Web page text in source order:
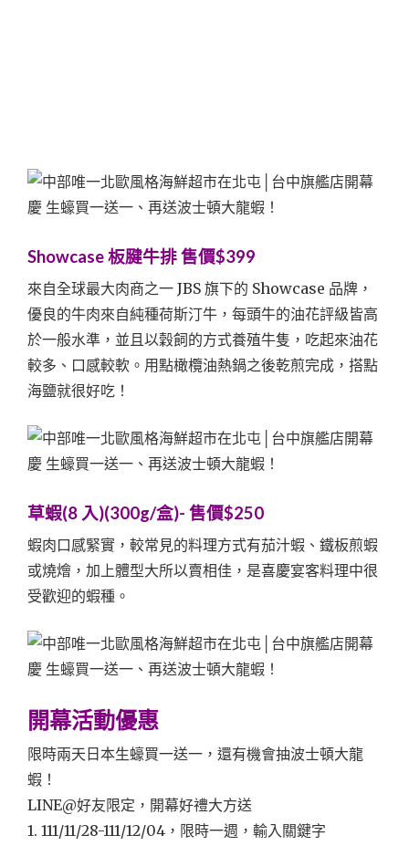
Showcase 板腱牛排 售價$399
來自全球最大肉商之一 JBS 旗下的 Showcase 品牌，
優良的牛肉來自純種荷斯汀牛，每頭牛的油花評級皆高
於一般水準，並且以穀飼的方式養殖牛隻，吃起來油花
較多、口感較軟。用點橄欖油熱鍋之後乾煎完成，搭點
海鹽就很好吃！
草蝦(8 入)(300g/盒)- 售價$250
蝦肉口感緊實，較常見的料理方式有茄汁蝦、鐵板煎蝦
或燒燴，加上體型大所以賣相佳，是喜慶宴客料理中很
受歡迎的蝦種。
開幕活動優惠
限時兩天日本生蠔買一送一，還有機會抽波士頓大龍
蝦！
LINE@好友限定，開幕好禮大方送
1. 111/11/28-111/12/04，限時一週，輸入關鍵字